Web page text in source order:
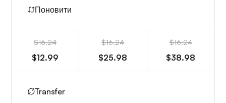
Поновити
$16.24
$12.99
$16.24
$25.98
$16.24
$38.98
Transfer